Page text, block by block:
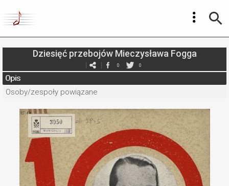
Dziesięć przebojów Mieczysława Fogga
0 0
Opis
Osoby/zespoły powiązane